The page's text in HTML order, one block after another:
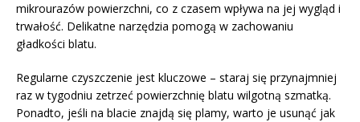
mikrourazów powierzchni, co z czasem wpływa na jej wygląd i
trwałość. Delikatne narzędzia pomogą w zachowaniu
gładkości blatu.
Regularne czyszczenie jest kluczowe – staraj się przynajmniej
raz w tygodniu zetrzeć powierzchnię blatu wilgotną szmatką.
Ponadto, jeśli na blacie znajdą się plamy, warto je usunąć jak